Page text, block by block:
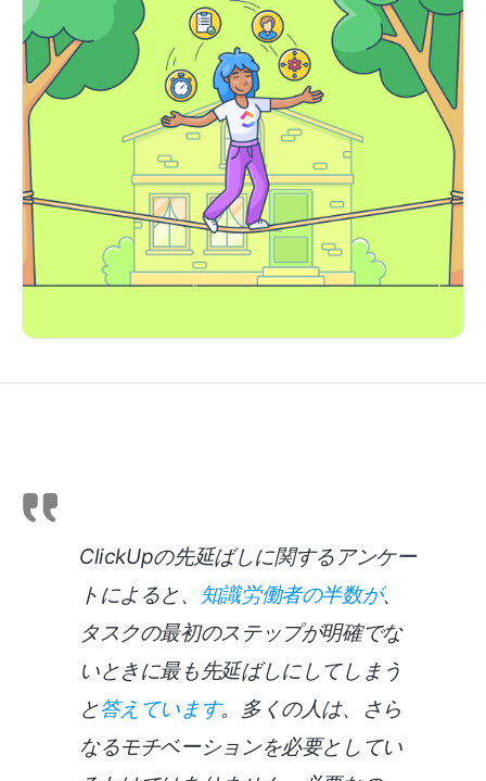
ClickUpの先延ばしに関するアンケー
トによると、 知識労働者の半数が、
タスクの最初のステップが明確でな
いときに最も先延ばしにしてしまう
と答えています。多くの人は、さら
なるモチベーションを必要としてい